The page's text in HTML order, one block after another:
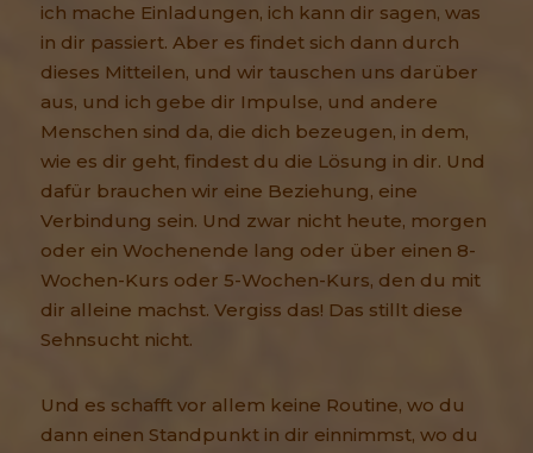
ich mache Einladungen, ich kann dir sagen, was
in dir passiert. Aber es findet sich dann durch
dieses Mitteilen, und wir tauschen uns darüber
aus, und ich gebe dir Impulse, und andere
Menschen sind da, die dich bezeugen, in dem,
wie es dir geht, findest du die Lösung in dir. Und
dafür brauchen wir eine Beziehung, eine
Verbindung sein. Und zwar nicht heute, morgen
oder ein Wochenende lang oder über einen 8-
Wochen-Kurs oder 5-Wochen-Kurs, den du mit
dir alleine machst. Vergiss das! Das stillt diese
Sehnsucht nicht.
Und es schafft vor allem keine Routine, wo du
dann einen Standpunkt in dir einnimmst, wo du